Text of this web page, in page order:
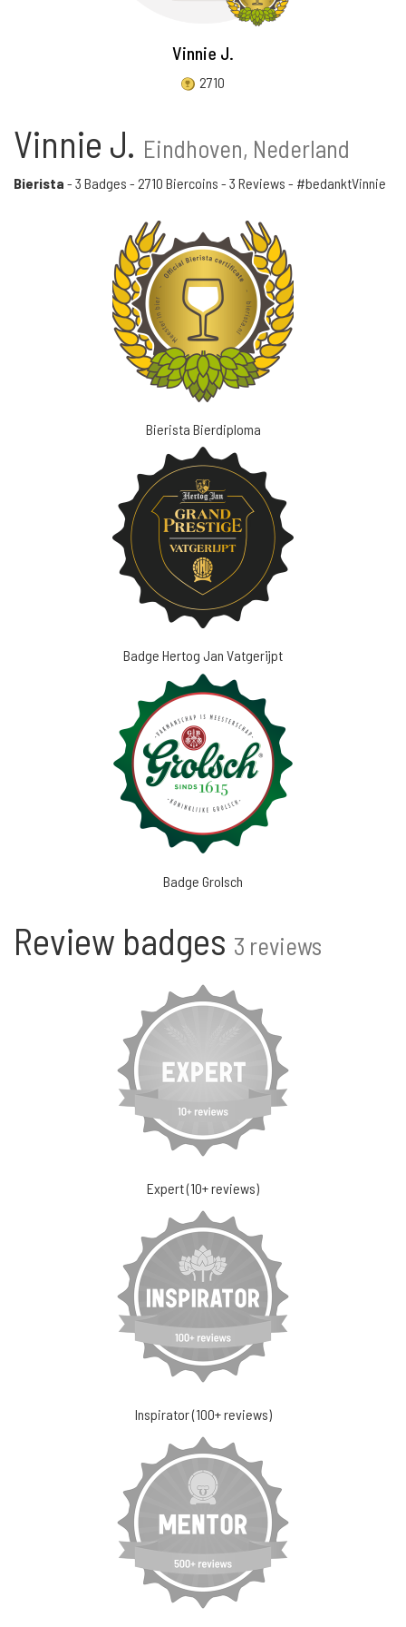
Vinnie J.
2710
Vinnie J. Eindhoven, Nederland
Bierista - 3 Badges - 2710 Biercoins - 3 Reviews - #bedanktVinnie
Bierista Bierdiploma
Badge Hertog Jan Vatgerijpt
Badge Grolsch
Review badges 3 reviews
Expert (10+ reviews)
Inspirator (100+ reviews)